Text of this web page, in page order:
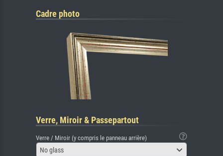
Cadre photo
Verre, Miroir & Passepartout
Verre / Miroir (y compris le panneau arrière)
No glass